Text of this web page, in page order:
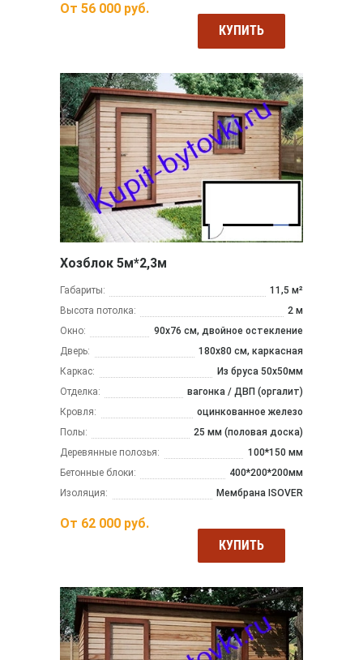
От 56 000 руб.
КУПИТЬ
Хозблок 5м*2,3м
Габариты:
11,5 м²
Высота потолка:
2 м
Окно:
90х76 см, двойное остекление
Дверь:
180х80 см, каркасная
Каркас:
Из бруса 50x50мм
Отделка:
вагонка / ДВП (оргалит)
Кровля:
оцинкованное железо
Полы:
25 мм (половая доска)
Деревянные полозья:
100*150 мм
Бетонные блоки:
400*200*200мм
Изоляция:
Мембрана ISOVER
От 62 000 руб.
КУПИТЬ